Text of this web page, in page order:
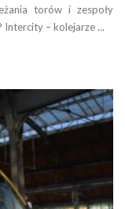
torów i zespoły
Intercity – kolejarze ...